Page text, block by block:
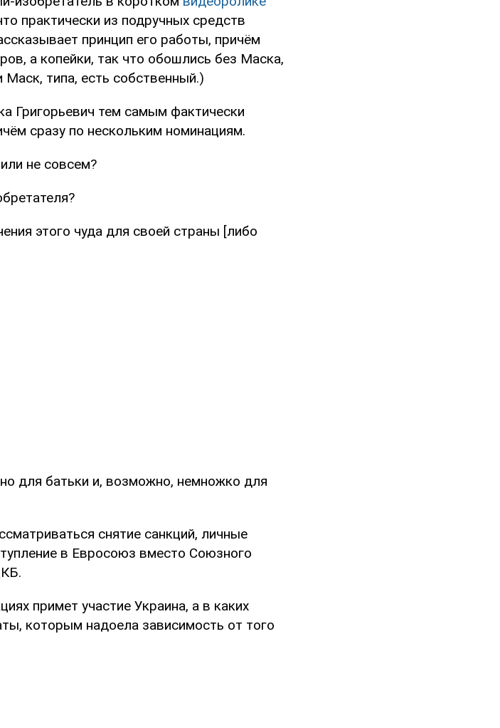
практически из подручных средств
принцип его работы, причём
а копейки, так что обошлись без Маска,
типа, есть собственный.)
Григорьевич тем самым фактически
сразу по нескольким номинациям.
не совсем?
этого чуда для своей страны [либо
для батьки и, возможно, немножко для
снятие санкций, личные
в Евросоюз вместо Союзного
примет участие Украина, а в каких
которым надоела зависимость от того